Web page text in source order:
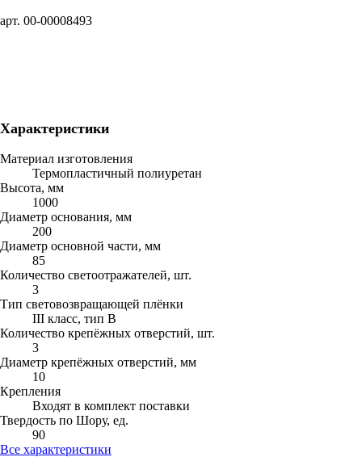
арт. 00-00008493
Характеристики
Материал изготовления
Термопластичный полиуретан
Высота, мм
1000
Диаметр основания, мм
200
Диаметр основной части, мм
85
Количество светоотражателей, шт.
3
Тип световозвращающей плёнки
III класс, тип В
Количество крепёжных отверстий, шт.
3
Диаметр крепёжных отверстий, мм
10
Крепления
Входят в комплект поставки
Твердость по Шору, ед.
90
Все характеристики